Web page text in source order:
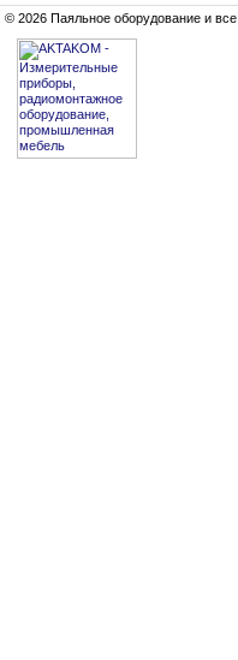
© 2026 Паяльное оборудование и